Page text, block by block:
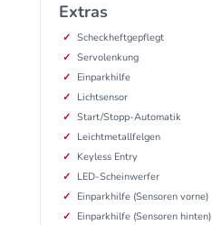
Extras
Scheckheftgepflegt
Servolenkung
Einparkhilfe
Lichtsensor
Start/Stopp-Automatik
Leichtmetallfelgen
Keyless Entry
LED-Scheinwerfer
Einparkhilfe (Sensoren vorne)
Einparkhilfe (Sensoren hinten)